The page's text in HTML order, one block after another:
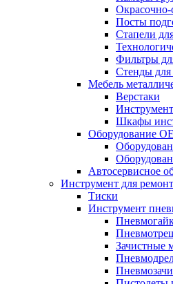
Посты
Стапели
Фильтры
Стенды для
Мебель
Верстаки
Шкафы
Оборудование
Автосервисное
Инструмент для
Тиски
Инструмент
Зачистные